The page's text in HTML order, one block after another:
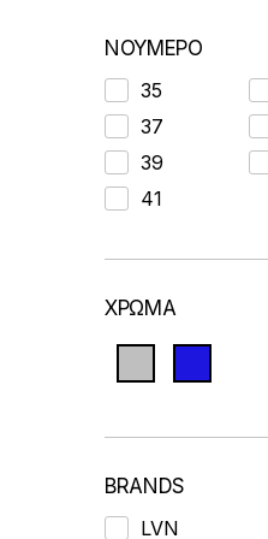
ΝΟΥΜΕΡΟ
35
37
39
41
ΧΡΩΜΑ
BRANDS
LVN